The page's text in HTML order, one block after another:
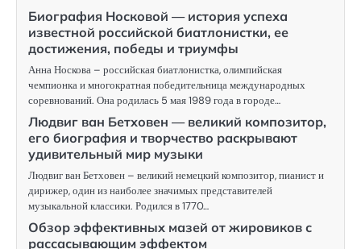
Биография Носковой — история успеха
известной российской биатлонистки, ее
достижения, победы и триумфы
Анна Носкова – российская биатлонистка, олимпийская
чемпионка и многократная победительница международных
соревнований. Она родилась 5 мая 1989 года в городе…
Людвиг ван Бетховен — великий композитор,
его биография и творчество раскрывают
удивительный мир музыки
Людвиг ван Бетховен – великий немецкий композитор, пианист и
дирижер, один из наиболее значимых представителей
музыкальной классики. Родился в 1770…
Обзор эффективных мазей от жировиков с
рассасывающим эффектом